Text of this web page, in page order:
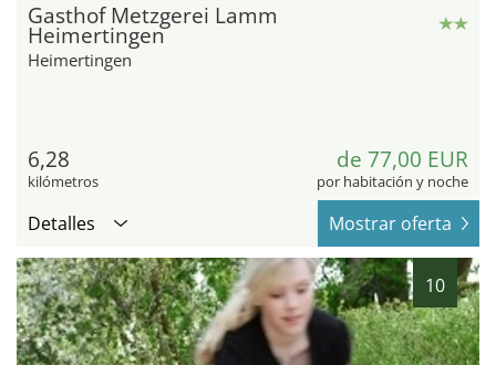
Gasthof Metzgerei Lamm
Heimertingen
Heimertingen
6,28
kilómetros
de 77,00 EUR
por habitación y noche
Detalles Mostrar oferta
10